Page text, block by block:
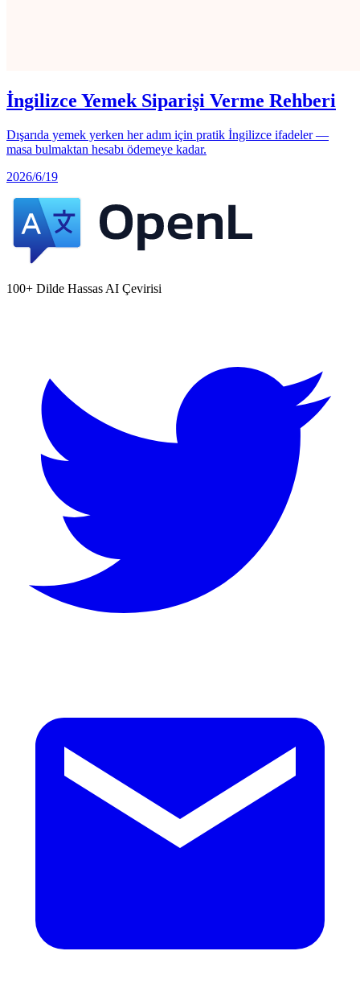
İngilizce Yemek Siparişi Verme Rehberi
Dışarıda yemek yerken her adım için pratik İngilizce ifadeler —
masa bulmaktan hesabı ödemeye kadar.
2026/6/19
100+ Dilde Hassas AI Çevirisi